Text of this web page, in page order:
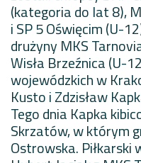
(kategoria do lat 8),
i SP 5 Oświęcim (U-
drużyny MKS
Wisła Brzeźnica (U-
wojewódzkich w
Kusto i Zdzisław
Tego dnia Kapka
Skrzatów, w którym
Ostrowska. Piłkarski